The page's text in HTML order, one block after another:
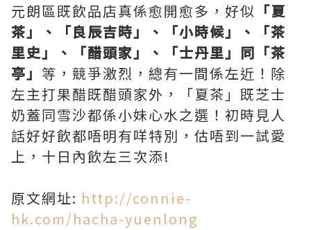
元朗區既飲品店真係愈開愈多，好似 「夏
茶」、「良辰吉時」、「小時候」、「茶
里史」、「醋頭家」、「士丹里」同「茶
亭」 等，競爭激烈，總有一間係左近！除
左主打果醋既醋頭家外，「夏茶」既芝士
奶蓋同雪沙都係小妹心水之選！初時見人
話好好飲都唔明有咩特別，估唔到一試愛
上，十日內飲左三次添!
原文網址: http://connie-
hk.com/hacha-yuenlong